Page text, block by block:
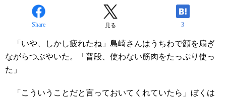
Share 見る 3
「いや、しかし疲れたね」島崎さんはうちわで顔を扇ぎ
ながらつぶやいた。「普段、使わない筋肉をたっぷり使っ
た」
「こういうことだと言っておいてくれていたら」ぼくは